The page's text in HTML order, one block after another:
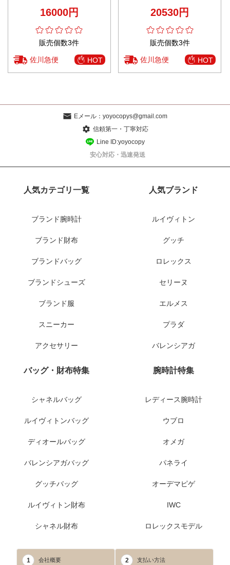
ル ブラック16000円
販売個数3件
佐川急便 HOT
20530円
販売個数3件
佐川急便 HOT
Eメール： yoyocopys@gmail.com
信頼第一・丁寧対応
Line ID:yoyocopy
安心対応・迅速発送
人気カテゴリ一覧
ブランド腕時計
ブランド財布
ブランドバッグ
ブランドシューズ
ブランド服
スニーカー
アクセサリー
人気ブランド
ルイヴィトン
グッチ
ロレックス
セリーヌ
エルメス
プラダ
バレンシアガ
バッグ・財布特集
シャネルバッグ
ルイヴィトンバッグ
ディオールバッグ
バレンシアガバッグ
グッチバッグ
ルイヴィトン財布
シャネル財布
腕時計特集
レディース腕時計
ウブロ
オメガ
パネライ
オーデマピゲ
IWC
ロレックスモデル
1 会社概要 2 支払い方法